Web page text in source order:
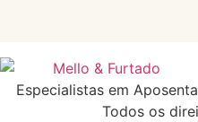
Especialistas em
Todos os